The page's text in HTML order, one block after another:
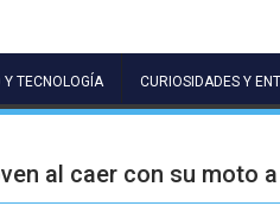
Y TECNOLOGÍA CURIOSIDADES Y
al caer con su moto